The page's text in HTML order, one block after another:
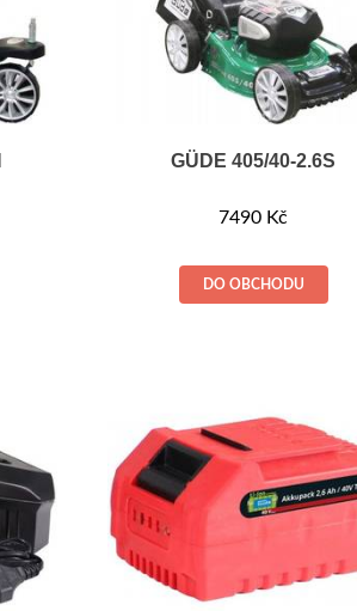
GÜDE 405/40-2.6S
7490 Kč
DO OBCHODU